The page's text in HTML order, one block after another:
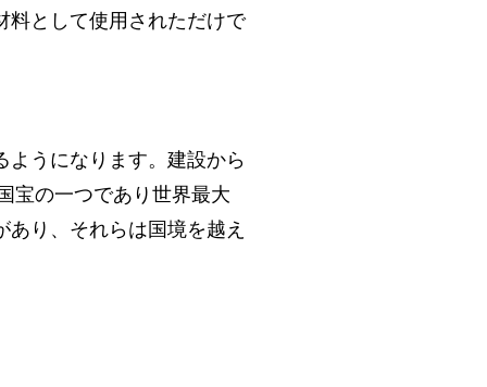
料として使用されただけで
ようになります。建設から
宝の一つであり世界最大
り、それらは国境を越え